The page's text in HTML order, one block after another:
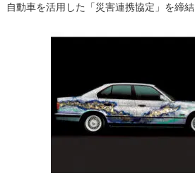
自動車を活用した「災害連携協定」を締結